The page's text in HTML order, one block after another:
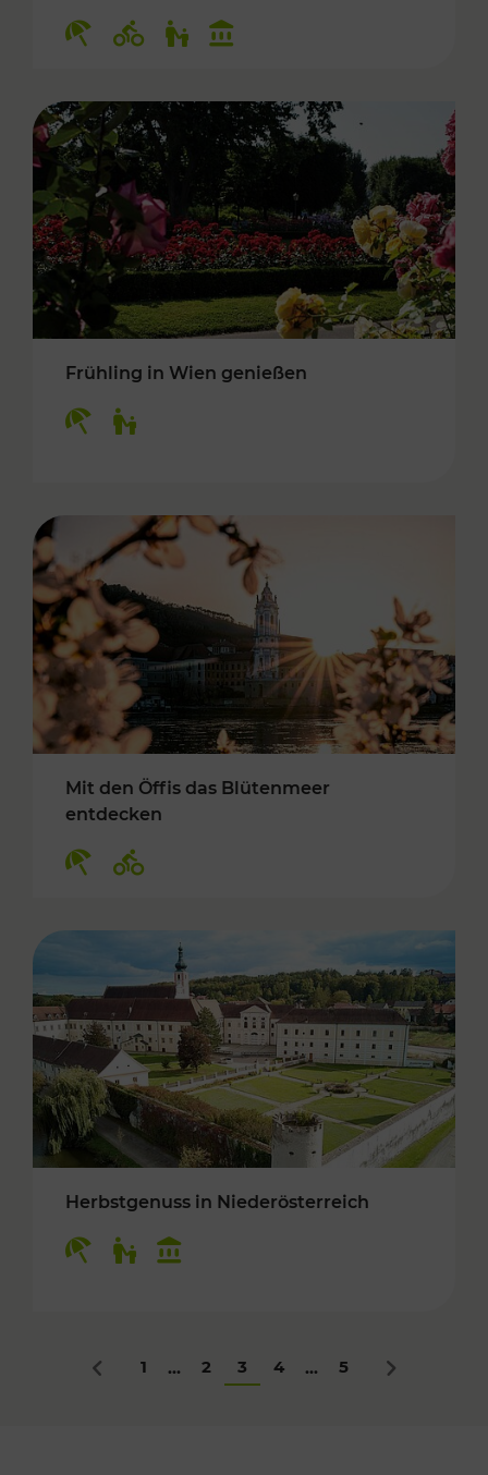
Frühling in Wien genießen
Mit den Öffis das Blütenmeer
entdecken
Herbstgenuss in Niederösterreich
Zurück
1 ... 2 3 4 ... 5 Nächstes